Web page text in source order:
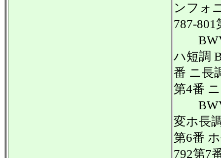
ンフォ
787-
BWV
ハ短調
番 ニ長
第4番
BWV
変ホ長
第6番
792第7